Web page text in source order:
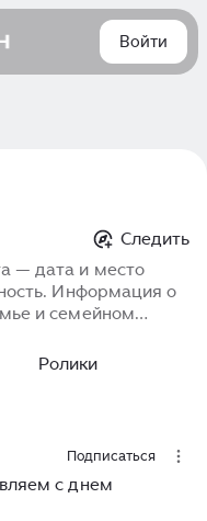
Войти
Следить
— дата и место
Информация о
и семейном
Ролики
Подписаться
с днем